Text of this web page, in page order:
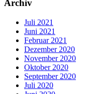
Archiv
Juli 2021
Juni 2021
Februar 2021
Dezember 2020
November 2020
Oktober 2020
September 2020
Juli 2020